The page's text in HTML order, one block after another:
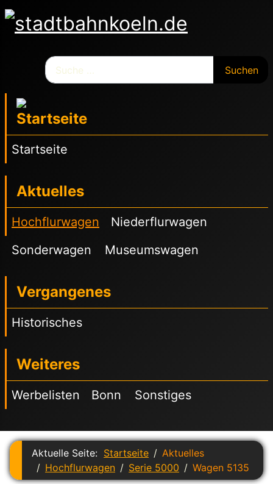
Suchen
Startseite
Aktuelles
Hochflurwagen
Niederflurwagen
Sonderwagen
Museumswagen
Vergangenes
Historisches
Weiteres
Werbelisten Bonn Sonstiges
Aktuelle Seite: Startseite
Aktuelles
Hochflurwagen
Serie 5000 Wagen 5135